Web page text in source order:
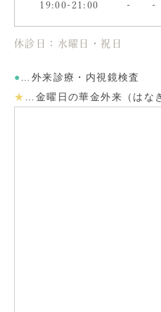
19:00-21:00 - -
休診日：水曜日・祝日
●…外来診療・内視鏡検査
★ … 金曜日の華金外来（はな